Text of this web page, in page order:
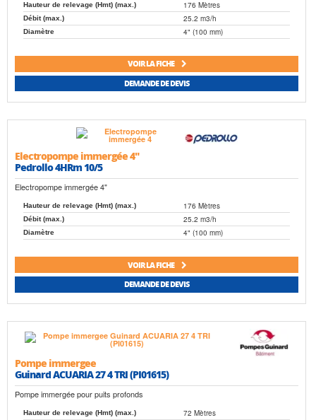
Hauteur de relevage (Hmt) (max.) 176 Mètres
Débit (max.) 25.2 m3/h
Diamètre 4" (100 mm)
VOIR LA FICHE
DEMANDE DE DEVIS
Electropompe immergée 4"
Pedrollo 4HRm 10/5
Electropompe immergée 4"
Hauteur de relevage (Hmt) (max.) 176 Mètres
Débit (max.) 25.2 m3/h
Diamètre 4" (100 mm)
VOIR LA FICHE
DEMANDE DE DEVIS
Pompe immergee
Guinard ACUARIA 27 4 TRI (PI01615)
Pompe immergée pour puits profonds
Hauteur de relevage (Hmt) (max.) 72 Mètres